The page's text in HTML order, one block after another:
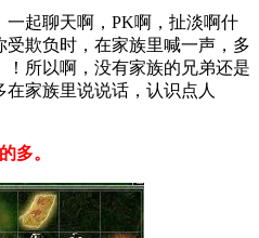
起聊天啊，PK啊，扯淡啊什
欺负时，在家族里喊一声，多
所以啊，没有家族的兄弟还是
家族里说说话，认识点人
多。